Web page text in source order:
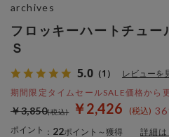
フロッキーハートチュー
Ｓ
5.0 （1） レビューを
期間限定タイムセールSALE価格か
￥2,426 36
￥3,850
ポイント ： 22ポイント～獲得 詳細は
archives